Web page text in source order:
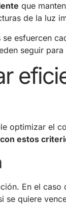
que
de la luz
esfuercen
seguir
optimizar el
estos
En el
se quiere